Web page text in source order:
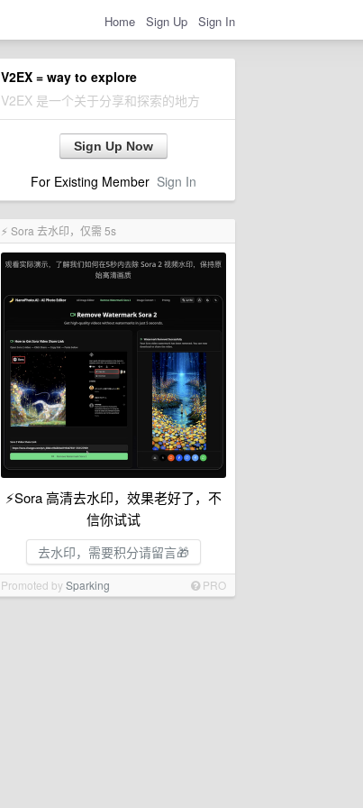
Home Sign Up Sign In
V2EX = way to explore
V2EX 是一个关于分享和探索的地方
Sign Up Now
For Existing Member Sign In
⚡ Sora 去水印，仅需 5s
⚡Sora 高清去水印，效果老好了，不
信你试试
去水印，需要积分请留言🎁
Promoted bySparking PRO